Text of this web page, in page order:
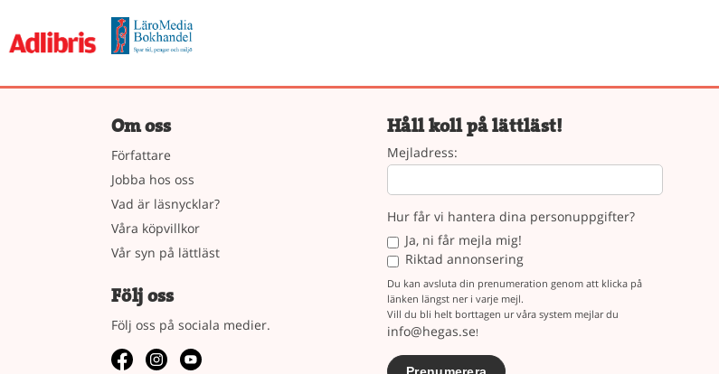
Om oss
Författare
Jobba hos oss
Vad är läsnycklar?
Våra köpvillkor
Vår syn på lättläst
Följ oss
Följ oss på sociala medier.
Håll koll på lättläst!
Mejladress:
Hur får vi hantera dina personuppgifter?
Ja, ni får mejla mig!
Riktad annonsering
Du kan avsluta din prenumeration genom att klicka på
länken längst ner i varje mejl.
Vill du bli helt borttagen ur våra system mejlar du
info@hegas.se!